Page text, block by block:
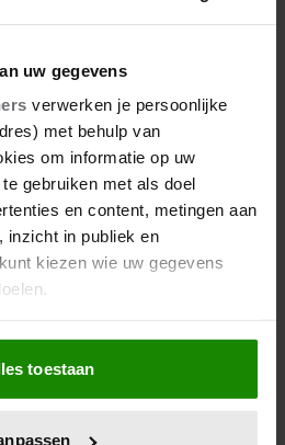
uw gegevens
verwerken je persoonlijke
met behulp van
om informatie op uw
gebruiken met als doel
en content, metingen aan
inzicht in publiek en
kiezen wie uw gegevens
we ook graag:
over uw geografische
meter nauwkeurig kan zijn
toestaan